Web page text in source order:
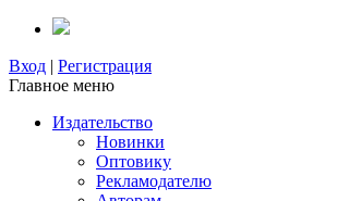
Вход | Регистрация
Главное меню
Издательство
Новинки
Оптовику
Рекламодателю